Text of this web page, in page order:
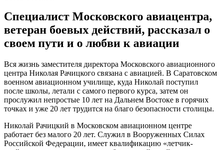
Специалист Московского авиацентра,
ветеран боевых действий, рассказал о
своем пути и о любви к авиации
Вся жизнь заместителя директора Московского авиационного
центра Николая Рачицкого связана с авиацией. В Саратовском
военном авиационном училище, куда Николай поступил
после школы, летали с самого первого курса, затем он
прослужил непростые 10 лет на Дальнем Востоке в горячих
точках и уже 20 лет трудится на благо безопасности столицы.
Николай Рачицкий в Московском авиационном центре
работает без малого 20 лет. Служил в Вооруженных Силах
Российской Федерации, имеет квалификацию «летчик-